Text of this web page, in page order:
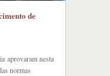
de
aprovaram nesta
normas